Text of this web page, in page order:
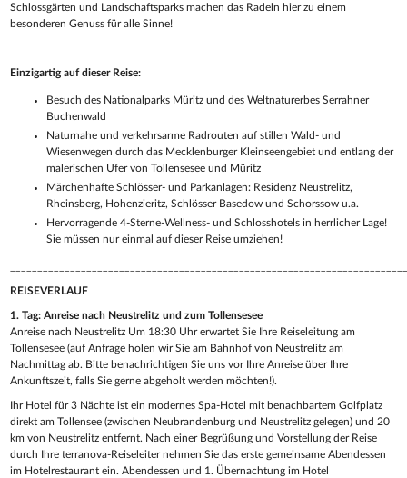
Schlossgärten und Landschaftsparks machen das Radeln hier zu einem
besonderen Genuss für alle Sinne!
Einzigartig auf dieser Reise:
Besuch des Nationalparks Müritz und des Weltnaturerbes Serrahner
Buchenwald
Naturnahe und verkehrsarme Radrouten auf stillen Wald- und
Wiesenwegen durch das Mecklenburger Kleinseengebiet und entlang der
malerischen Ufer von Tollensesee und Müritz
Märchenhafte Schlösser- und Parkanlagen: Residenz Neustrelitz,
Rheinsberg, Hohenzieritz, Schlösser Basedow und Schorssow u.a.
Hervorragende 4-Sterne-Wellness- und Schlosshotels in herrlicher Lage!
Sie müssen nur einmal auf dieser Reise umziehen!
REISEVERLAUF
1. Tag: Anreise nach Neustrelitz und zum Tollensesee
Anreise nach Neustrelitz Um 18:30 Uhr erwartet Sie Ihre Reiseleitung am
Tollensesee (auf Anfrage holen wir Sie am Bahnhof von Neustrelitz am
Nachmittag ab. Bitte benachrichtigen Sie uns vor Ihre Anreise über Ihre
Ankunftszeit, falls Sie gerne abgeholt werden möchten!).
Ihr Hotel für 3 Nächte ist ein modernes Spa-Hotel mit benachbartem Golfplatz
direkt am Tollensee (zwischen Neubrandenburg und Neustrelitz gelegen) und 20
km von Neustrelitz entfernt. Nach einer Begrüßung und Vorstellung der Reise
durch Ihre terranova-Reiseleiter nehmen Sie das erste gemeinsame Abendessen
im Hotelrestaurant ein. Abendessen und 1. Übernachtung im Hotel